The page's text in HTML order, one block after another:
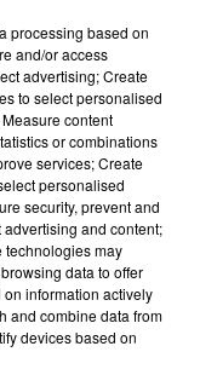
mettre en
processing based on
and/or access
advertising; Create
to select personalised
content
or combinations
services; Create
personalised
security, prevent and
and content;
technologies may
data to offer
information actively
and combine data from
devices based on